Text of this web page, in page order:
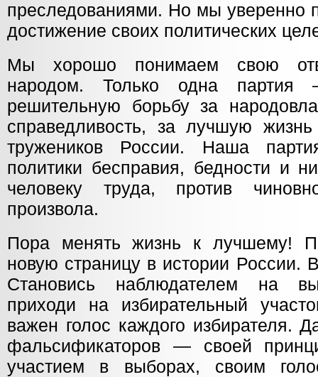
преследованиями. Но мы уверенно
достижение своих политических
Мы хорошо понимаем свою
народом. Только одна
решительную борьбу за
справедливость, за лучшую
тружеников России. Наша
политики бесправия, бедности и
человеку труда, против
произвола.
Пора менять жизнь к лучшему!
новую страницу в истории
Становись наблюдателем на
приходи на избирательный
важен голос каждого избирателя.
фальсификаторов — своей
участием в выборах, своим